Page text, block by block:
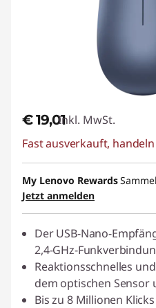
€ 19,01Inkl. MwSt.
Fast ausverkauft, handeln
My Lenovo Rewards
Jetzt anmelden
Der USB-Nano-
2,4-GHz-
Reaktionsschnelles
dem optischen Sensor
Bis zu 8 Millionen